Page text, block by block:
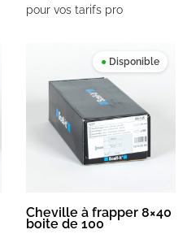
pour vos tarifs pro
● Disponible
Cheville à frapper 8×40
boite de 100